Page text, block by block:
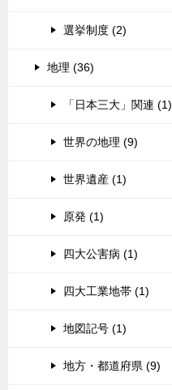
選挙制度 (2)
地理 (36)
「日本三大」関連 (1)
世界の地理 (9)
世界遺産 (1)
原発 (1)
四大公害病 (1)
四大工業地帯 (1)
地図記号 (1)
地方・都道府県 (9)